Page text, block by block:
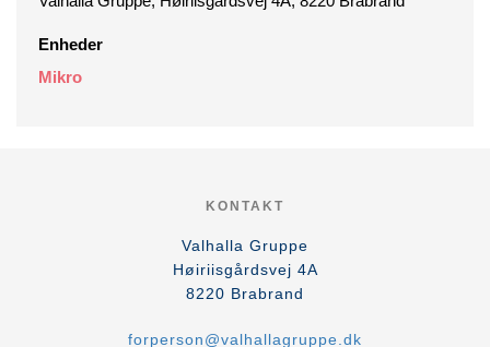
Enheder
Mikro
KONTAKT
Valhalla Gruppe
Høiriisgårdsvej 4A
8220 Brabrand
forperson@valhallagruppe.dk